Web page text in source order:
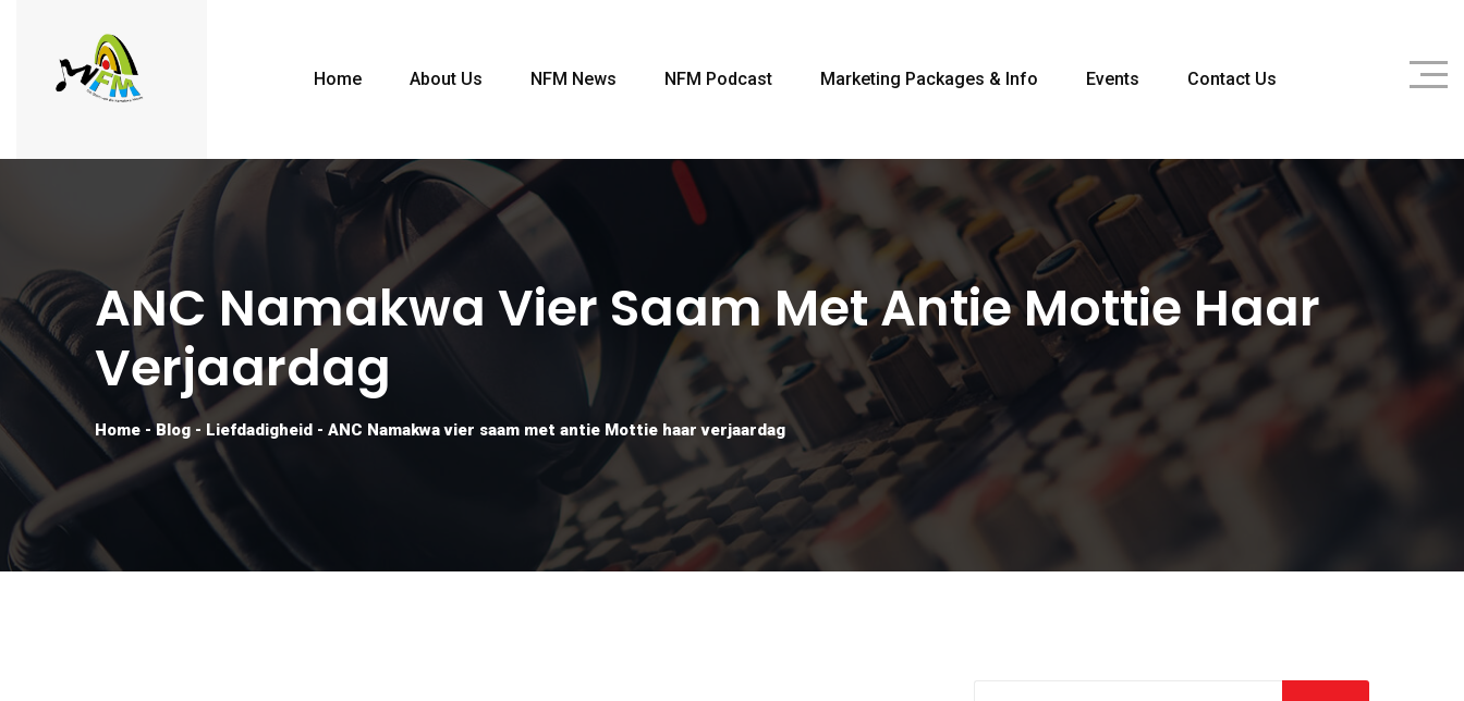
Home About Us NFM News NFM Podcast Marketing Packages & Info Events Contact Us
ANC Namakwa Vier Saam Met Antie Mottie Haar
Verjaardag
Home -Blog - Liefdadigheid - ANC Namakwa vier saam met antie Mottie haar verjaardag